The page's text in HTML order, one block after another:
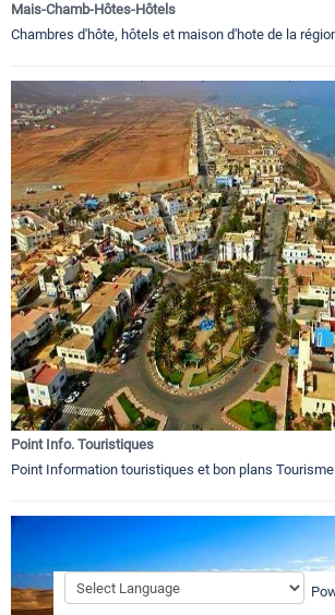
Mais-Chamb-Hôtes-Hôtels
Chambres d'hôte, hôtels et maison d'hote de la
Point Info. Touristiques
Point Information touristiques et bon plans